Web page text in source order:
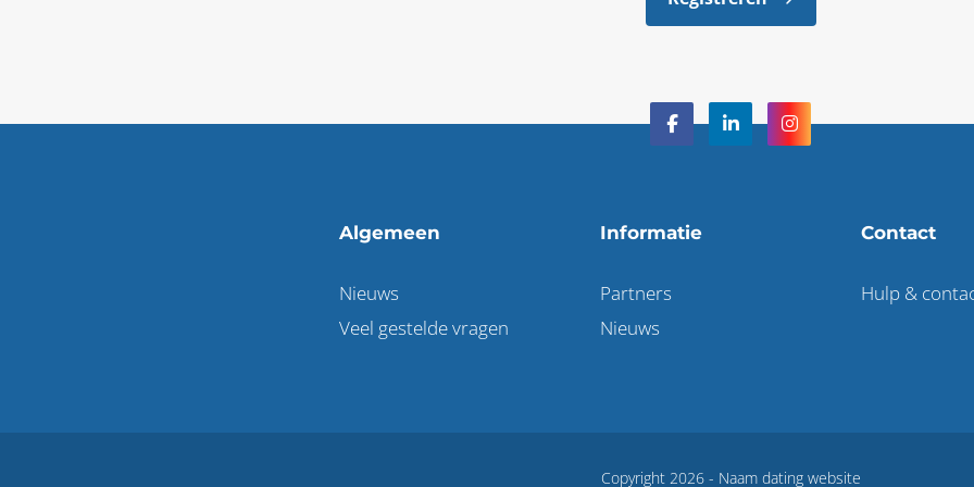
Algemeen
Nieuws
Veel gestelde vragen
Informatie
Partners
Nieuws
Contact
Hulp &
Copyright 2026 - Naam dating website